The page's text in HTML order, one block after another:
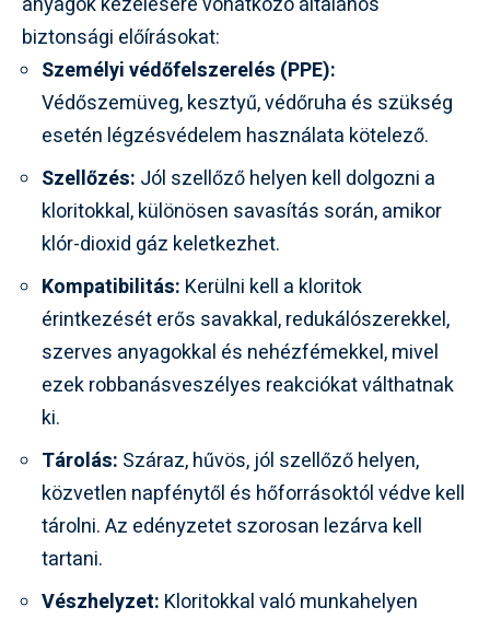
biztonsági előírásokat:
Személyi védőfelszerelés (PPE):
Védőszemüveg, kesztyű, védőruha és szükség
esetén légzésvédelem használata kötelező.
Szellőzés: Jól szellőző helyen kell dolgozni a
kloritokkal, különösen savasítás során, amikor
klór-dioxid gáz keletkezhet.
Kompatibilitás: Kerülni kell a kloritok
érintkezését erős savakkal, redukálószerekkel,
szerves anyagokkal és nehézfémekkel, mivel
ezek robbanásveszélyes reakciókat válthatnak
ki.
Tárolás: Száraz, hűvös, jól szellőző helyen,
közvetlen napfénytől és hőforrásoktól védve kell
tárolni. Az edényzetet szorosan lezárva kell
tartani.
Vészhelyzet: Kloritokkal való munkahelyen